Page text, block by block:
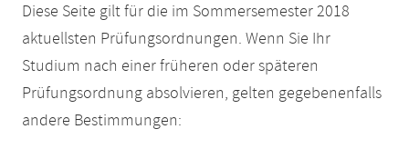
Diese Seite gilt für die im Sommersemester 2018
aktuellsten Prüfungsordnungen. Wenn Sie Ihr
Studium nach einer früheren oder späteren
Prüfungsordnung absolvieren, gelten gegebenenfalls
andere Bestimmungen: